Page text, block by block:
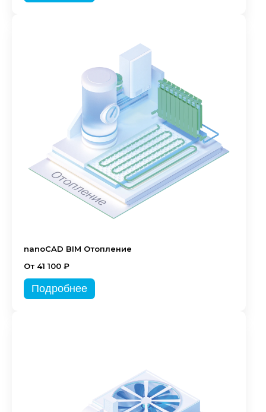
nanoCAD BIM Отопление
От 41 100 ₽
Подробнее